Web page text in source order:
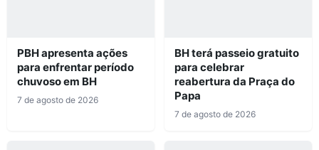
PBH apresenta ações
para enfrentar período
chuvoso em BH
7 de agosto de 2026
BH terá passeio gratuito
para celebrar
reabertura da Praça do
Papa
7 de agosto de 2026